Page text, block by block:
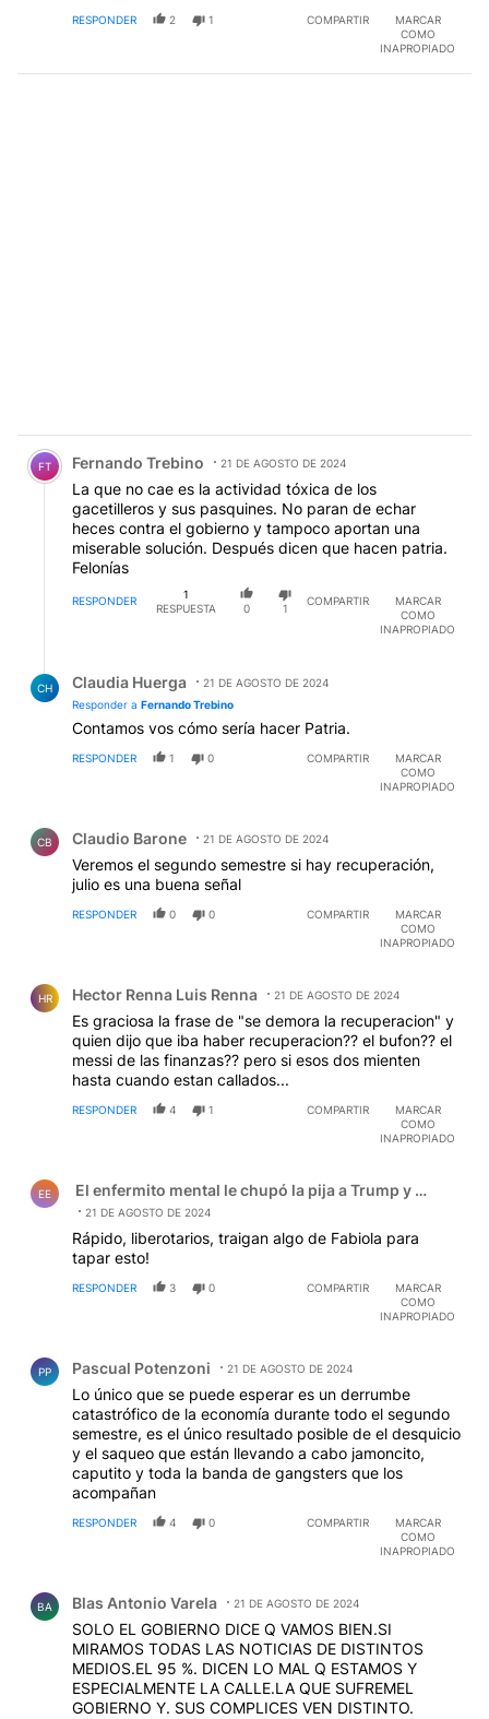
RESPONDER 2 1 COMPARTIR
MARCAR
COMO
INAPROPIADO
Comentario de Fernando Trebino.
FT Fernando Trebino 21 DE AGOSTO DE 2024
La que no cae es la actividad tóxica de los
gacetilleros y sus pasquines. No paran de echar
heces contra el gobierno y tampoco aportan una
miserable solución. Después dicen que hacen patria.
Felonías
RESPONDER
1
RESPUESTA
0 1
COMPARTIR
MARCAR
COMO
INAPROPIADO
CH Claudia Huerga
21 DE AGOSTO DE 2024
Responder a Fernando Trebino
Contamos vos cómo sería hacer Patria.
RESPONDER 1 0 COMPARTIR
MARCAR
COMO
INAPROPIADO
CB Claudio Barone 21 DE AGOSTO DE 2024
Veremos el segundo semestre si hay recuperación,
julio es una buena señal
RESPONDER 0 0 COMPARTIR
MARCAR
COMO
INAPROPIADO
HR Hector Renna Luis Renna 21 DE AGOSTO DE 2024
Es graciosa la frase de "se demora la recuperacion" y
quien dijo que iba haber recuperacion?? el bufon?? el
messi de las finanzas?? pero si esos dos mienten
hasta cuando estan callados...
RESPONDER 4 1 COMPARTIR
MARCAR
COMO
INAPROPIADO
EE El enfermito mental le chupó la pija a Trump y el
21 DE AGOSTO DE 2024
Rápido, liberotarios, traigan algo de Fabiola para
tapar esto!
RESPONDER 3 0 COMPARTIR
MARCAR
COMO
INAPROPIADO
PP Pascual Potenzoni 21 DE AGOSTO DE 2024
Lo único que se puede esperar es un derrumbe
catastrófico de la economía durante todo el segundo
semestre, es el único resultado posible de el desquicio
y el saqueo que están llevando a cabo jamoncito,
caputito y toda la banda de gangsters que los
acompañan
RESPONDER 4 0 COMPARTIR
MARCAR
COMO
INAPROPIADO
BA Blas Antonio Varela 21 DE AGOSTO DE 2024
SOLO EL GOBIERNO DICE Q VAMOS BIEN.SI
MIRAMOS TODAS LAS NOTICIAS DE DISTINTOS
MEDIOS.EL 95 %. DICEN LO MAL Q ESTAMOS Y
ESPECIALMENTE LA CALLE.LA QUE SUFREMEL
GOBIERNO Y. SUS COMPLICES VEN DISTINTO.